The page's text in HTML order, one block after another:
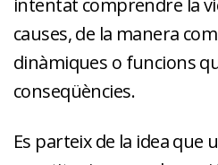
causes, de la manera
dinàmiques o funcions
conseqüències.
Es parteix de la idea que